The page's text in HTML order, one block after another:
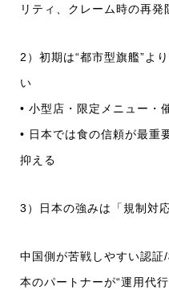
リティ、クレーム時の再
2）初期は“都市型旗艦”よ
い
• 小型店・限定メニュー・
• 日本では食の信頼が最重
抑える
3）日本の強みは「規制対
中国側が苦戦しやすい認
本のパートナーが“運用代